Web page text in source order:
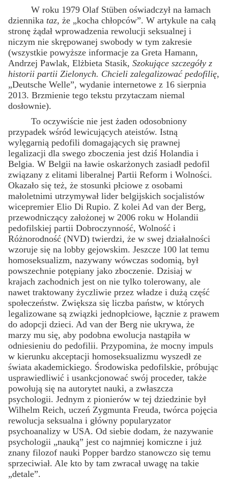
W roku 1979 Olaf Stüben oświadczył na łamach
dziennika taz, że „kocha chłopców”. W artykule na całą
stronę żądał wprowadzenia rewolucji seksualnej i
niczym nie skrępowanej swobody w tym zakresie
(wszystkie powyższe informacje za Greta Hamann,
Andrzej Pawlak, Elżbieta Stasik,Szokujące szczegóły z
historii partii Zielonych. Chcieli zalegalizować pedofilię,
„Deutsche Welle”, wydanie internetowe z 16 sierpnia
2013. Brzmienie tego tekstu przytaczam niemal
dosłownie).
To oczywiście nie jest żaden odosobniony
przypadek wśród lewicujących ateistów. Istną
wylęgarnią pedofili domagających się prawnej
legalizacji dla swego zboczenia jest dziś Holandia i
Belgia. W Belgii na ławie oskarżonych zasiadł pedofil
związany z elitami liberalnej Partii Reform i Wolności.
Okazało się też, że stosunki płciowe z osobami
małoletnimi utrzymywał lider belgijskich socjalistów
wicepremier Elio Di Rupio. Z kolei Ad van der Berg,
przewodniczący założonej w 2006 roku w Holandii
pedofilskiej partii Dobroczynność, Wolność i
Różnorodność (NVD) twierdzi, że w swej działalności
wzoruje się na lobby gejowskim. Jeszcze 100 lat temu
homoseksualizm, nazywany wówczas sodomią, był
powszechnie potępiany jako zboczenie. Dzisiaj w
krajach zachodnich jest on nie tylko tolerowany, ale
nawet traktowany życzliwie przez władze i dużą część
społeczeństw. Zwiększa się liczba państw, w których
legalizowane są związki jednopłciowe, łącznie z prawem
do adopcji dzieci. Ad van der Berg nie ukrywa, że
marzy mu się, aby podobna ewolucja nastąpiła w
odniesieniu do pedofilii. Przypomina, że mocny impuls
w kierunku akceptacji homoseksualizmu wyszedł ze
świata akademickiego. Środowiska pedofilskie, próbując
usprawiedliwić i usankcjonować swój proceder, także
powołują się na autorytet nauki, a zwłaszcza
psychologii. Jednym z pionierów w tej dziedzinie był
Wilhelm Reich, uczeń Zygmunta Freuda, twórca pojęcia
rewolucja seksualna i główny popularyzator
psychoanalizy w USA. Od siebie dodam, że nazywanie
psychologii „nauką” jest co najmniej komiczne i już
znany filozof nauki Popper bardzo stanowczo się temu
sprzeciwiał. Ale kto by tam zwracał uwagę na takie
„detale”.